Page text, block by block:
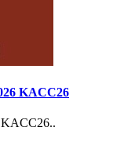
KACC26